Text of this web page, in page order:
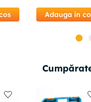
Adauga in